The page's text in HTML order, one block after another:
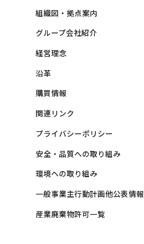
組織図・拠点案内
グループ会社紹介
経営理念
沿革
購買情報
関連リンク
プライバシーポリシー
安全・品質への取り組み
環境への取り組み
一般事業主行動計画他公表情報
産業廃棄物許可一覧